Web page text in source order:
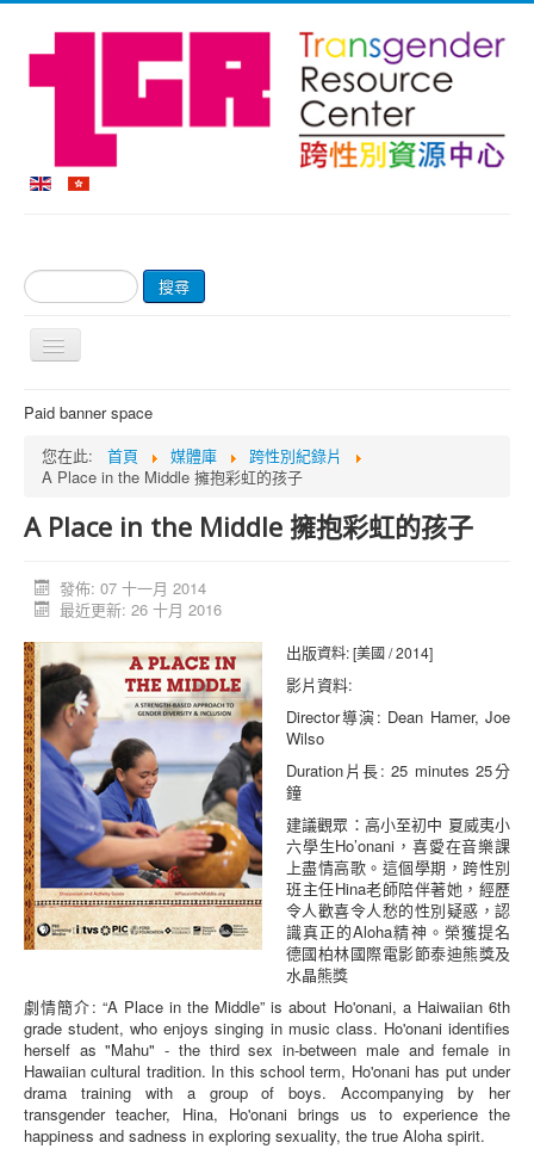
搜
尋...
搜尋
切
覽
首頁
關於我們
網上商店及付款
輔導服務
資料庫
媒體庫
台灣專區
中國大陸專區
「跨樂園」交友平台
捐助單位
Paid banner space
您在此:
首頁 媒體庫
跨性別紀錄片
A Place in the Middle 擁抱彩虹的孩子
A Place in the Middle 擁抱彩虹的孩子
發佈: 07 十一月 2014
最近更新: 26 十月 2016
出版資料:[美國 / 2014]
影片資料:
Director導演: Dean Hamer, Joe
Wilso
Duration片長: 25 minutes 25分
鐘
建議觀眾：高小至初中 夏威夷小
六學生Ho’onani，喜愛在音樂課
上盡情高歌。這個學期，跨性別
班主任Hina老師陪伴著她，經歷
令人歡喜令人愁的性別疑惑，認
識真正的Aloha精神。榮獲提名
德國柏林國際電影節泰迪熊獎及
水晶熊獎
劇情簡介: “A Place in the Middle” is about Ho'onani, a Haiwaiian 6th
grade student, who enjoys singing in music class. Ho'onani identifies
herself as "Mahu" - the third sex in-between male and female in
Hawaiian cultural tradition. In this school term, Ho'onani has put under
drama training with a group of boys. Accompanying by her
transgender teacher, Hina, Ho'onani brings us to experience the
happiness and sadness in exploring sexuality, the true Aloha spirit.